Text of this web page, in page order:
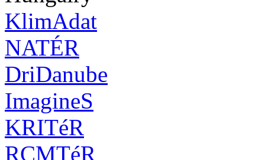
KlimAdat
NATÉR
DriDanube
ImagineS
KRITéR
RCMTéR